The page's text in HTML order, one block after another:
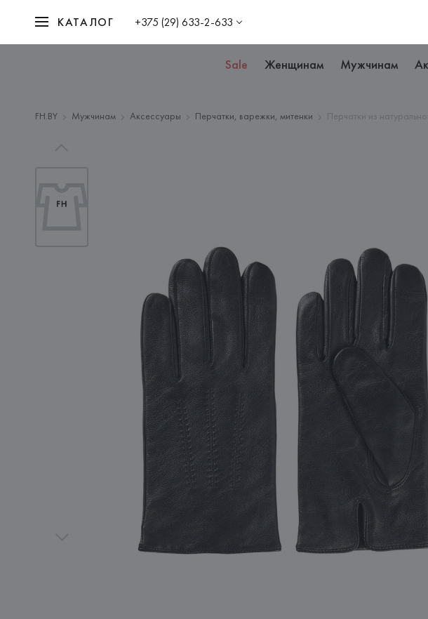
КАТАЛОГ +375 (29) 633-2-633
Sale Женщинам Мужчинам
FH.BY Мужчинам Аксессуары Перчатки, варежки, митенки Перчатки из